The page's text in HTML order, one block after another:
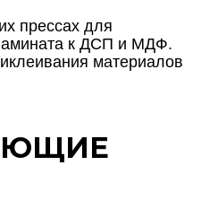
прессах для
к ДСП и МДФ.
материалов